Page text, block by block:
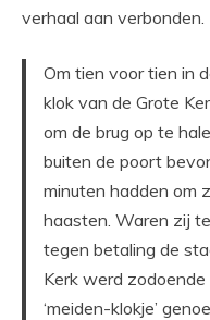
verhaal aan verbonden.
Om tien voor tien in
klok van de Grote
om de brug op te
buiten de poort
minuten hadden om
haasten. Waren zij
tegen betaling de
Kerk werd zodoende
‘meiden-klokje’